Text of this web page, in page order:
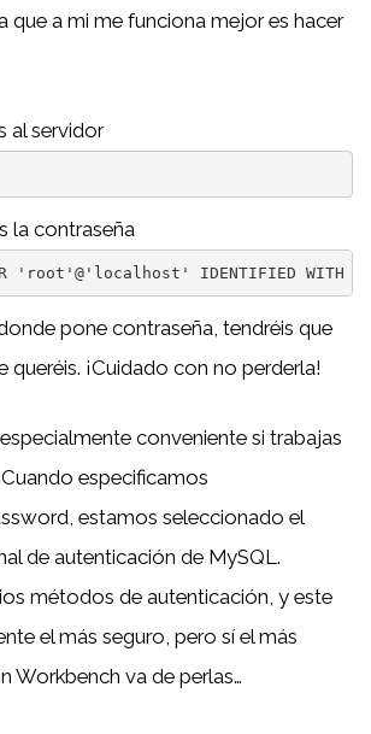
que a mi me funciona mejor es hacer
al servidor
la contraseña
'root'@'localhost' IDENTIFIED WITH
pone contraseña, tendréis que
queréis. ¡Cuidado con no perderla!
conveniente si trabajas
especificamos
estamos seleccionado el
de autenticación de MySQL.
métodos de autenticación, y este
el más seguro, pero sí el más
Workbench va de perlas…